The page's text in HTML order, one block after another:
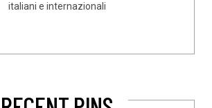
italiani e internazionali